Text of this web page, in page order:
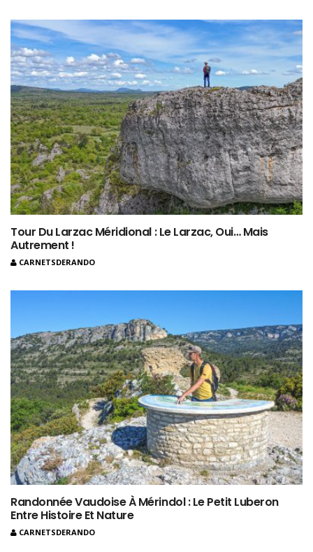
Tour Du Larzac Méridional : Le Larzac, Oui… Mais
Autrement !
CARNETSDERANDO
Randonnée Vaudoise À Mérindol : Le Petit Luberon
Entre Histoire Et Nature
CARNETSDERANDO